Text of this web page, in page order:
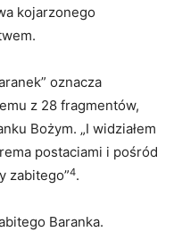
kojarzonego
oznacza
z 28 fragmentów,
Bożym. „I widziałem
postaciami i pośród
zabitego”4.
Baranka.